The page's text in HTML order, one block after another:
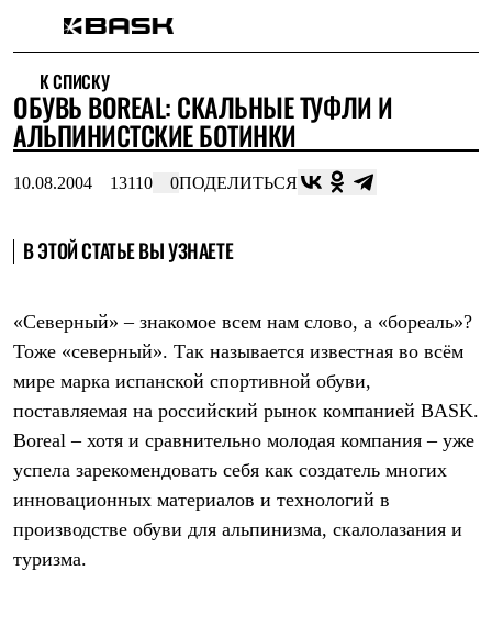
Интернет-магазин
Мужская одежда
Утепленная пухом
Куртки
Жилеты
Куртки
Куртки
Брюки
Софтшелл одежда
Куртки
Брюки
Флисовая одежда
Куртки
Жилеты
Термобелье
Теплое термобелье
Среднее термобелье
Легкое термобелье
К СПИСКУ
ОБУВЬ BOREAL: СКАЛЬНЫЕ ТУФЛИ И
АЛЬПИНИСТСКИЕ БОТИНКИ
10.08.2004 13110 0ПОДЕЛИТЬСЯ
«Северный» – знакомое всем нам слово, а «бореаль»?
Тоже «северный». Так называется известная во всём
мире марка испанской спортивной обуви,
поставляемая на российский рынок компанией BASK.
Boreal – хотя и сравнительно молодая компания – уже
успела зарекомендовать себя как создатель многих
инновационных материалов и технологий в
производстве обуви для альпинизма, скалолазания и
туризма.
В ЭТОЙ СТАТЬЕ ВЫ УЗНАЕТЕ